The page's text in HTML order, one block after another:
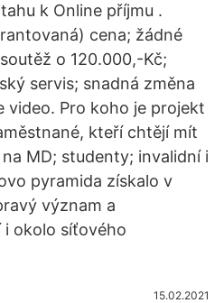
k Online příjmu .
cena; žádné
o 120.000,-Kč;
servis; snadná změna
video. Pro koho je projekt
kteří chtějí mít
MD; studenty; invalidní i
pyramida získalo v
význam a
okolo síťového
15.02.2021